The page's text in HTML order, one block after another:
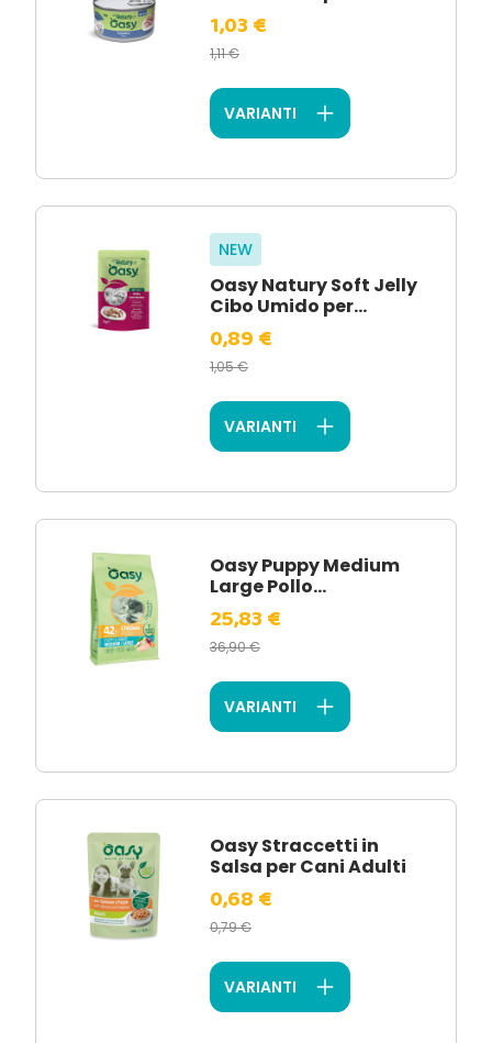
1,03 €
1,11 €
VARIANTI
NEW
Oasy Natury Soft Jelly
Cibo Umido per...
0,89 €
1,05 €
VARIANTI
Oasy Puppy Medium
Large Pollo...
25,83 €
36,90 €
VARIANTI
Oasy Straccetti in
Salsa per Cani Adulti
0,68 €
0,79 €
VARIANTI